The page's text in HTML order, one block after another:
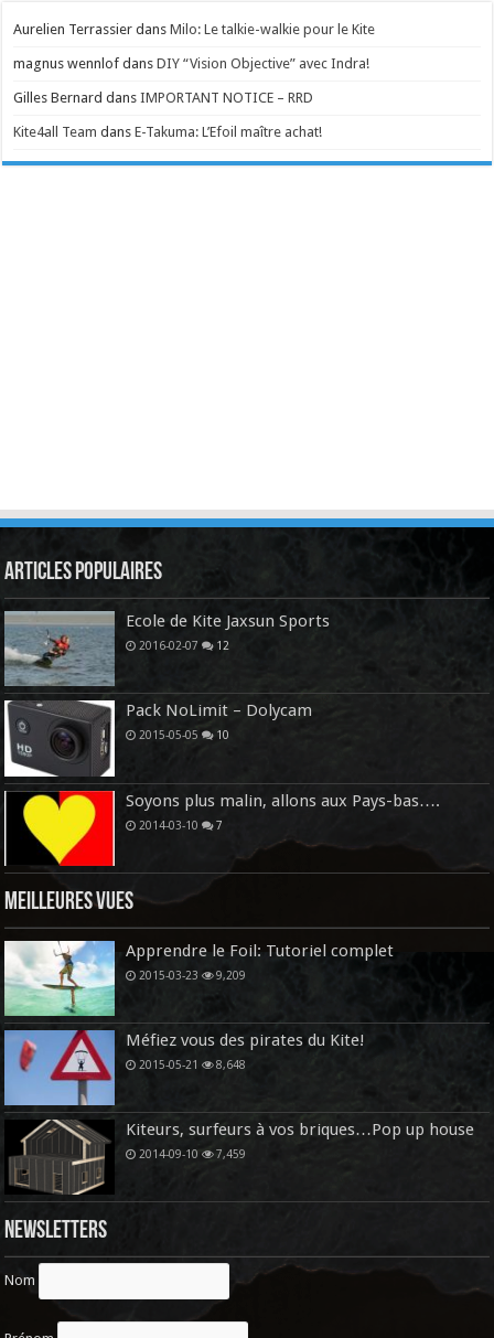
Aurelien Terrassier dansMilo: Le talkie-walkie pour le Kite
magnus wennlof dansDIY “Vision Objective” avec Indra!
Gilles Bernard dansIMPORTANT NOTICE – RRD
Kite4all Team dansE-Takuma: L’Efoil maître achat!
Articles Populaires
Ecole de Kite Jaxsun Sports
2016-02-07 12
Pack NoLimit – Dolycam
2015-05-05 10
Soyons plus malin, allons aux Pays-bas….
2014-03-10 7
Meilleures vues
Apprendre le Foil: Tutoriel complet
2015-03-23 9,209
Méfiez vous des pirates du Kite!
2015-05-21 8,648
Kiteurs, surfeurs à vos briques…Pop up house
2014-09-10 7,459
Newsletters
Nom